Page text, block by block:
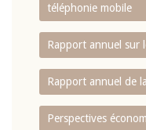
téléphonie mobile
Rapport annuel sur
Rapport annuel de
Perspectives